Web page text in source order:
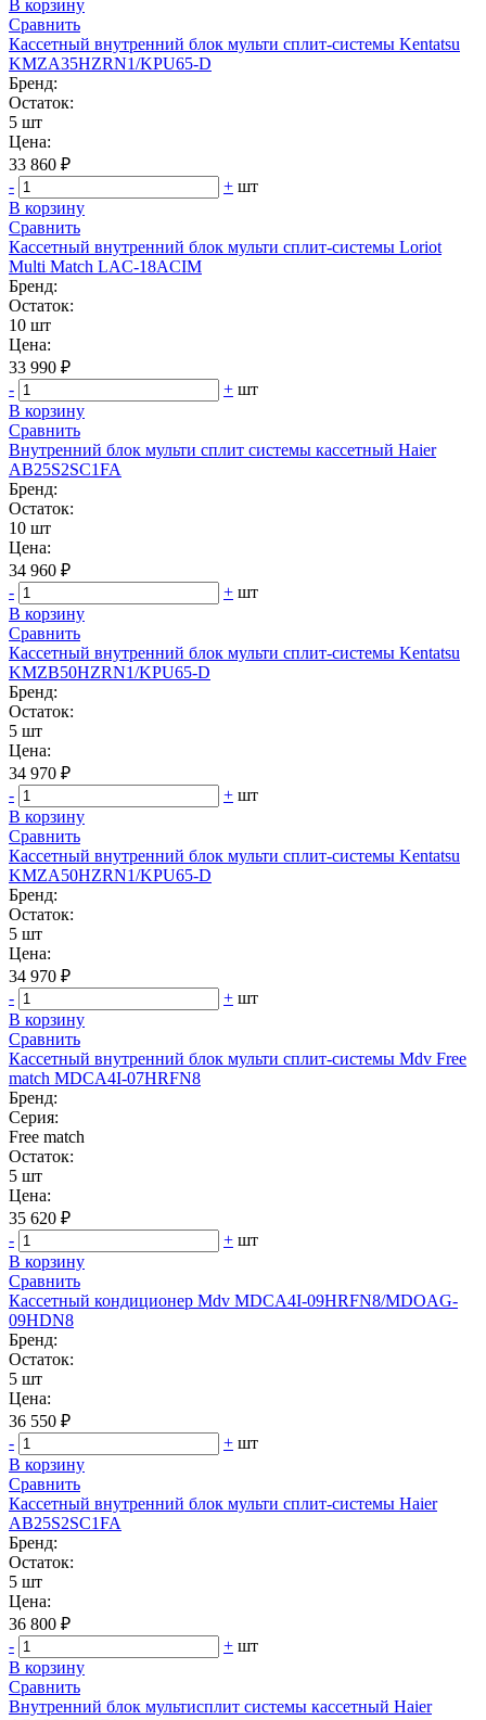
В корзину
Сравнить
Кассетный внутренний блок мульти сплит-системы Kentatsu
KMZA35HZRN1/KPU65-D
Бренд:
Остаток:
5 шт
Цена:
33 860 ₽
-
+ шт
В корзину
Сравнить
Кассетный внутренний блок мульти сплит-системы Loriot
Multi Match LAC-18ACIM
Бренд:
Остаток:
10 шт
Цена:
33 990 ₽
-
+ шт
В корзину
Сравнить
Внутренний блок мульти сплит системы кассетный Haier
AB25S2SC1FA
Бренд:
Остаток:
10 шт
Цена:
34 960 ₽
-
+ шт
В корзину
Сравнить
Кассетный внутренний блок мульти сплит-системы Kentatsu
KMZB50HZRN1/KPU65-D
Бренд:
Остаток:
5 шт
Цена:
34 970 ₽
-
+ шт
В корзину
Сравнить
Кассетный внутренний блок мульти сплит-системы Kentatsu
KMZA50HZRN1/KPU65-D
Бренд:
Остаток:
5 шт
Цена:
34 970 ₽
-
+ шт
В корзину
Сравнить
Кассетный внутренний блок мульти сплит-системы Mdv Free
match MDCA4I-07HRFN8
Бренд:
Серия:
Free match
Остаток:
5 шт
Цена:
35 620 ₽
-
+ шт
В корзину
Сравнить
Кассетный кондиционер Mdv MDCA4I-09HRFN8/MDOAG-
09HDN8
Бренд:
Остаток:
5 шт
Цена:
36 550 ₽
-
+ шт
В корзину
Сравнить
Кассетный внутренний блок мульти сплит-системы Haier
AB25S2SC1FA
Бренд:
Остаток:
5 шт
Цена:
36 800 ₽
-
+ шт
В корзину
Сравнить
Внутренний блок мультисплит системы кассетный Haier